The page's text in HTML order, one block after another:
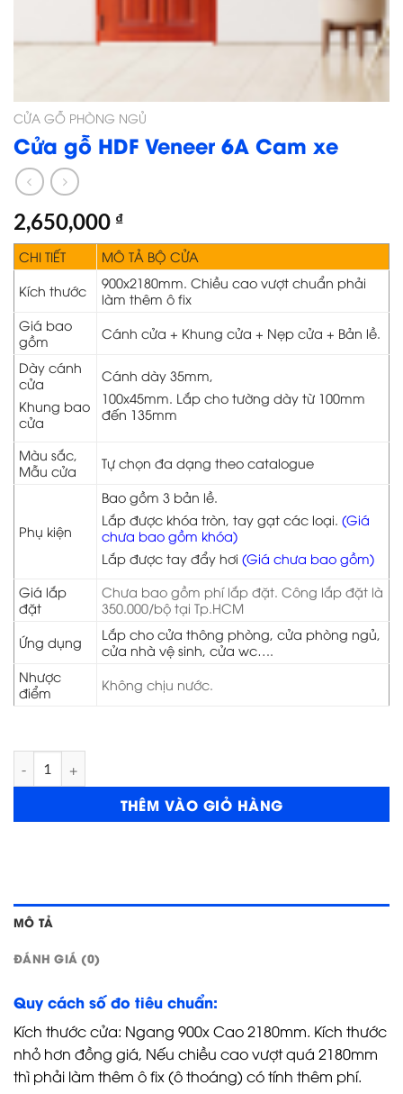
CỬA GỖ PHÒNG NGỦ
Cửa gỗ HDF Veneer 6A Cam xe
2,650,000 ₫
CHI TIẾT
MÔ TẢ BỘ CỬA
Kích thước
900x2180mm. Chiều cao vượt chuẩn phải
làm thêm ô fix
Giá bao
gồm
Cánh cửa + Khung cửa + Nẹp cửa + Bản lề.
Dày cánh
cửa
Khung bao
cửa
Cánh dày 35mm,
100x45mm. Lắp cho tường dày từ 100mm
đến 135mm
Màu sắc,
Mẫu cửa
Tự chọn đa dạng theo catalogue
Phụ kiện
Bao gồm 3 bản lề.
Lắp được khóa tròn, tay gạt các loại. (Giá
chưa bao gồm khóa)
Lắp được tay đẩy hơi (Giá chưa bao gồm)
Giá lắp
đặt
Chưa bao gồm phí lắp đặt. Công lắp đặt là
350.000/bộ tại Tp.HCM
Ứng dụng
Lắp cho cửa thông phòng, cửa phòng ngủ,
cửa nhà vệ sinh, cửa wc….
Nhược
điểm
Không chịu nước.
Cửa gỗ HDF Veneer 6A Cam xe số lượng
THÊM VÀO GIỎ HÀNG
MÔ TẢ
ĐÁNH GIÁ (0)
Quy cách số đo tiêu chuẩn:
Kích thước cửa: Ngang 900x Cao 2180mm. Kích thước
nhỏ hơn đồng giá, Nếu chiều cao vượt quá 2180mm
thì phải làm thêm ô fix (ô thoáng) có tính thêm phí.